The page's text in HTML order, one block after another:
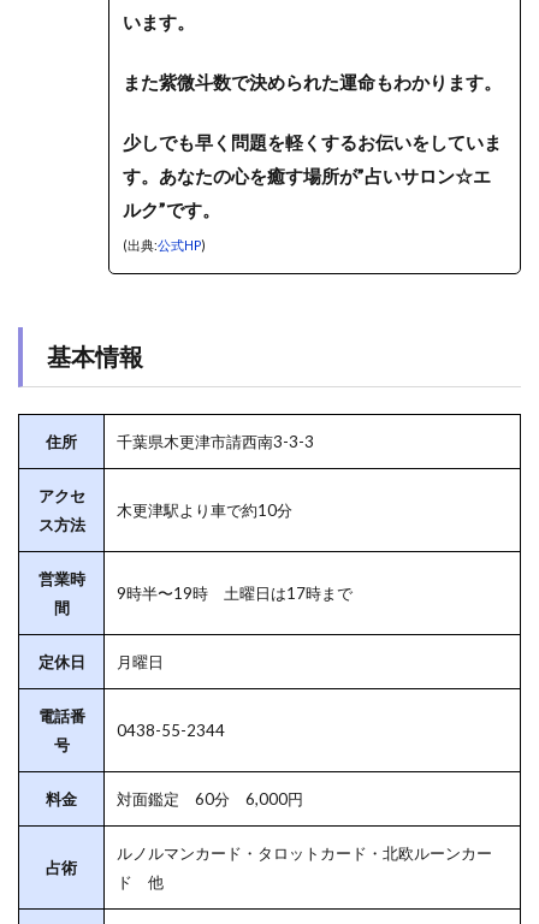
います。
また紫微斗数で決められた運命もわかります。
少しでも早く問題を軽くするお伝いをしていま
す。あなたの心を癒す場所が”占いサロン☆エ
ルク”です。
(出典:公式HP)
基本情報
住所 千葉県木更津市請西南3-3-3
アクセ
ス方法
木更津駅より車で約10分
営業時
間
9時半〜19時 土曜日は17時まで
定休日 月曜日
電話番
号
0438-55-2344
料金 対面鑑定 60分 6,000円
占術
ルノルマンカード・タロットカード・北欧ルーンカー
ド 他